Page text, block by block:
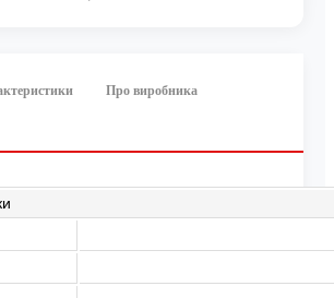
Про виробника